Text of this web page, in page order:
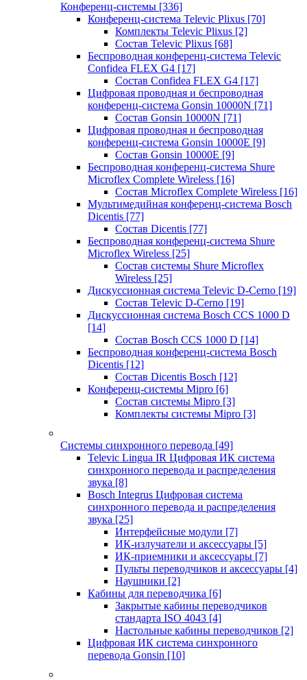
Конференц-системы [336]
Конференц-система Televic Plixus [70]
Комплекты Televic Plixus [2]
Состав Televic Plixus [68]
Беспроводная конференц-система Televic
Confidea FLEX G4 [17]
Состав Confidea FLEX G4 [17]
Цифровая проводная и беспроводная
конференц-система Gonsin 10000N [71]
Состав Gonsin 10000N [71]
Цифровая проводная и беспроводная
конференц-система Gonsin 10000E [9]
Состав Gonsin 10000E [9]
Беспроводная конференц-система Shure
Microflex Complete Wireless [16]
Состав Microflex Complete Wireless [16]
Мультимедийная конференц-система Bosch
Dicentis [77]
Состав Dicentis [77]
Беспроводная конференц-система Shure
Microflex Wireless [25]
Состав системы Shure Microflex
Wireless [25]
Дискуссионная система Televic D-Cerno [19]
Состав Televic D-Cerno [19]
Дискуссионная система Bosch CCS 1000 D
[14]
Состав Bosch CCS 1000 D [14]
Беспроводная конференц-система Bosch
Dicentis [12]
Состав Dicentis Bosch [12]
Конференц-системы Mipro [6]
Состав системы Mipro [3]
Комплекты системы Mipro [3]
Системы синхронного перевода [49]
Televic Lingua IR Цифровая ИК система
синхронного перевода и распределения
звука [8]
Bosch Integrus Цифровая система
синхронного перевода и распределения
звука [25]
Интерфейсные модули [7]
ИК-излучатели и аксессуары [5]
ИК-приемники и аксессуары [7]
Пульты переводчиков и аксессуары [4]
Наушники [2]
Кабины для переводчика [6]
Закрытые кабины переводчиков
стандарта ISO 4043 [4]
Настольные кабины переводчиков [2]
Цифровая ИК система синхронного
перевода Gonsin [10]